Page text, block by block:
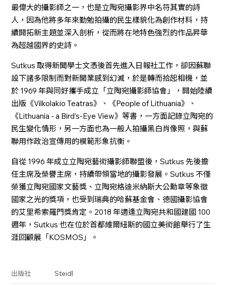
最偉大的攝影師之一，也是立陶宛攝影界中名符其實的詩
人，因為他將多年來勤勉拍攝的民生樣貌化為創作材料，持
續開拓新主題並深入剖析，從而將在地特色強烈的作品昇華
為超越國界的史詩。
Sutkus 取得新聞學士文憑後首先進入日報社工作，卻因蘇聯
設下諸多限制而對新聞業感到幻滅，於是轉而拾起相機，並
於 1969 年與同好攜手成立「立陶宛攝影師協會」，開始陸續
出版《Vilkolakio Teatras》、《People of Lithuania》、
《Lithuania - a Bird's-Eye View》等書，一方面記錄立陶宛的
民生變化情形，另一方面也為一般人拍攝黑白肖像照，與蘇
聯用作政治宣傳用的模範形象抗衡。
自從 1996 年成立立陶宛藝術攝影師聯盟後，Sutkus 先後擔
任主席及榮譽主席，持續帶領當地的攝影發展。Sutkus 不僅
榮獲立陶宛國家文藝獎、立陶宛格迪米納斯大公勳章等象徵
國家之光的獎項，也受到瑞典的哈蘇基金會、德國攝影協會
的艾里希索羅門獎肯定。2018 年適逢立陶宛共和國建國 100
週年，Sutkus 也在位於首都維爾紐斯的國立美術館舉行了生
涯回顧展「KOSMOS」。
出版社 Steidl